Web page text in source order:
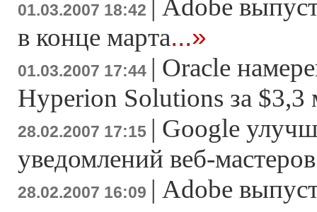
01.03.2007 18:42 | Adobe
в конце марта...»
01.03.2007 17:44 | Oracle
Hyperion Solutions за
28.02.2007 17:15 | Google
уведомлений веб-мастеров
28.02.2007 16:09 | Adobe